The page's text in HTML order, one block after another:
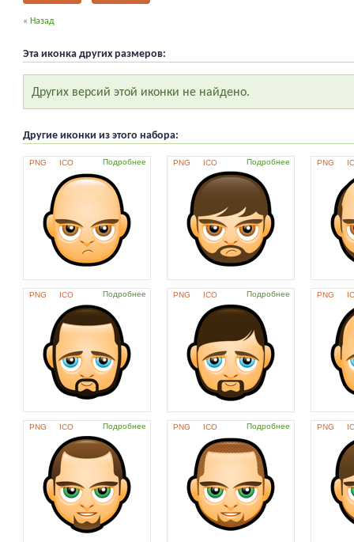
« Назад
Эта иконка других размеров:
Других версий этой иконки не найдено.
Другие иконки из этого набора:
PNG ICO Подробнее PNG ICO Подробнее PNG
PNG ICO Подробнее PNG ICO Подробнее PNG
PNG ICO Подробнее PNG ICO Подробнее PNG